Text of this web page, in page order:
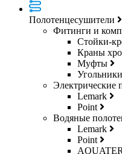
Полотенцесушители
Фитинги и
Стойки-
Краны
Муфты
Угольники
Электрические
Lemark
Point
Водяные
Lemark
Point
AQUATER